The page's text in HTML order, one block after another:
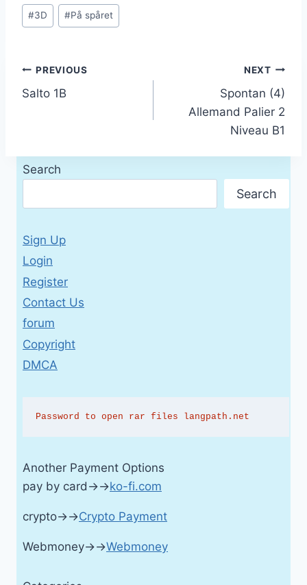
Post
Tags:
#3D #På spåret
Post
navigation
PREVIOUS
Salto 1B
NEXT
Spontan (4)
Allemand Palier 2
Niveau B1
Search
Search
Sign Up
Login
Register
Contact Us
forum
Copyright
DMCA
Password to open rar files langpath.net
Another Payment Options
pay by card→→ko-fi.com
crypto→→Crypto Payment
Webmoney→→Webmoney